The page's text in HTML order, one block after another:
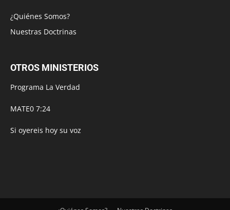
¿Quiénes Somos?
Nuestras Doctrinas
OTROS MINISTERIOS
Programa La Verdad
MATE0 7:24
Si oyereis hoy su voz